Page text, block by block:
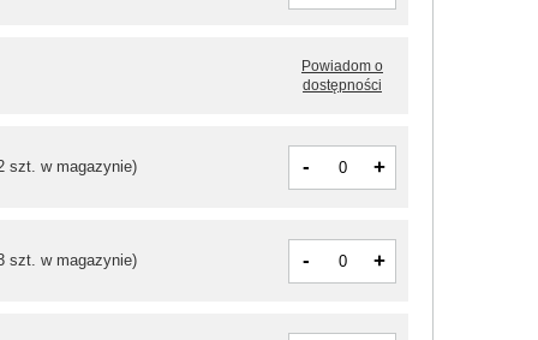
Powiadom o
dostępności
szt. w magazynie) - +
szt. w magazynie) - +